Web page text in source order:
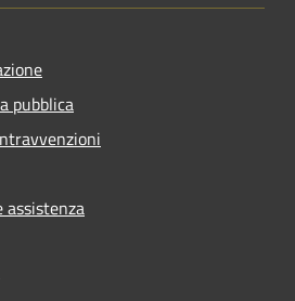
pubblica
assistenza